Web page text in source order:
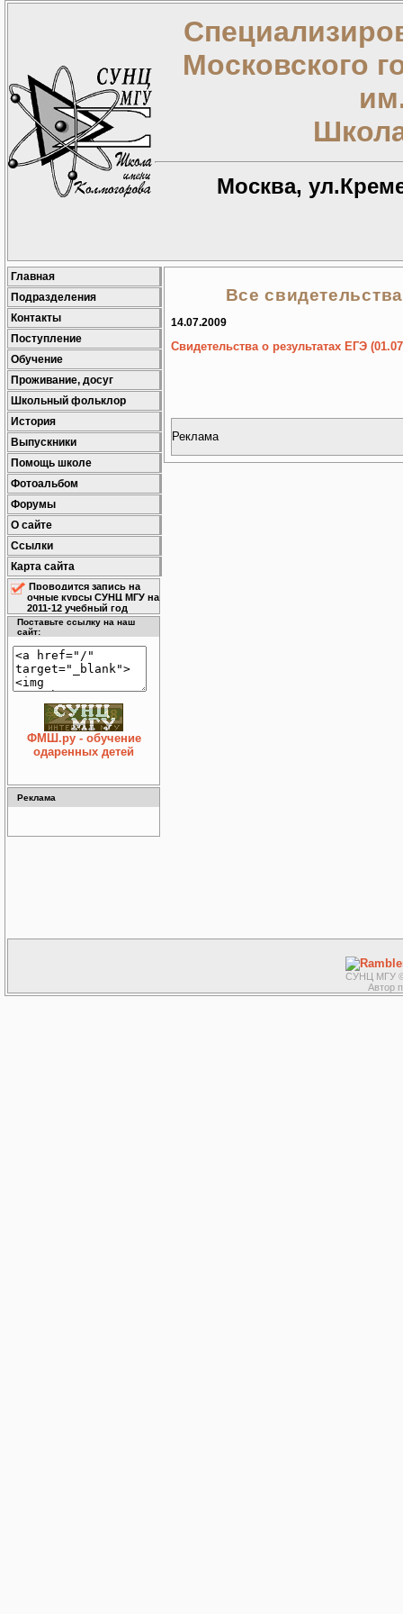
Московского
Москва,
Главная
Подразделения
Контакты
Поступление
Обучение
Проживание, досуг
Школьный фольклор
История
Выпускники
Помощь школе
Фотоальбом
Форумы
О сайте
Ссылки
Карта сайта
Проводится запись на
очные курсы СУНЦ МГУ на
2011-12 учебный год
Поставьте ссылку на наш
сайт:
ФМШ.ру - обучение
одаренных детей
Реклама
Все
14.07.2009
Свидетельства о результатах ЕГЭ
Реклама
СУНЦ МГУ ©
Автор